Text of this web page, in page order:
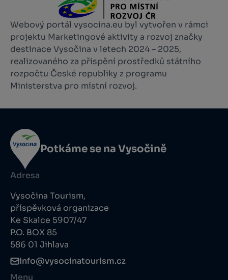
Webový portál vysocina.eu byl vytvořen v rámci
projektu Marketingové aktivity a rozvoj značky
destinace Vysočina v letech 2024 – 2025,
realizovaného za přispění prostředků státního
rozpočtu České republiky z programu
Ministerstva pro místní rozvoj.
Potkáme se na Vysočině
Adresa
Vysočina Tourism,
příspěvková organizace
Ke Skalce 5907/47
P.O. BOX 85
586 01 Jihlava
info@vysocinatourism.cz
Menu